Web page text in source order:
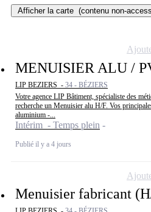
Afficher la carte (contenu non-
MENUISIER ALU /
LIP BEZIERS - 34 - BÉZIERS
Votre agence LIP Bâtiment, spécialiste des
recherche un Menuisier alu H/F. Vos
aluminium -...
Intérim - Temps plein
Publié il y a 4 jours
Menuisier fabricant